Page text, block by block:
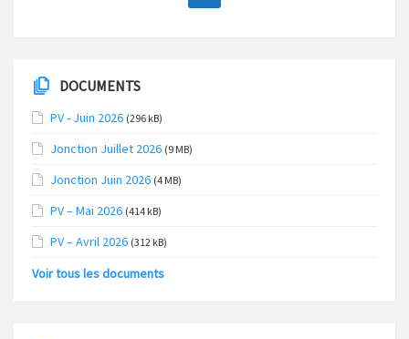
DOCUMENTS
PV - Juin 2026 (296 kB)
Jonction Juillet 2026 (9 MB)
Jonction Juin 2026 (4 MB)
PV – Mai 2026 (414 kB)
PV – Avril 2026 (312 kB)
Voir tous les documents